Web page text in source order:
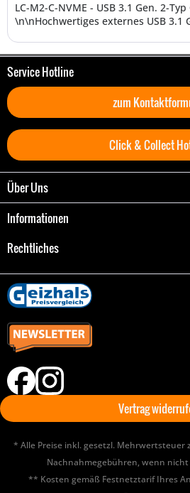
LC-M2-C-NVME - USB 3.1 Gen. 2-
\n\nHochwertiges externes USB 3.1
Service Hotline
zum
Click & Collect
Über Uns
Informationen
Rechtliches
Vertrag
* Alle Preise inkl. gesetzl. Mehrwertsteuer
Nachnahmegebühren, wenn
** Kosten gemäß Festnetztarif Ihres